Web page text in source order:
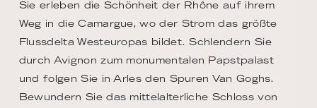
Sie erleben die Schönheit der Rhône auf ihrem
Weg in die Camargue, wo der Strom das größte
Flussdelta Westeuropas bildet. Schlendern Sie
durch Avignon zum monumentalen Papstpalast
und folgen Sie in Arles den Spuren Van Goghs.
Bewundern Sie das mittelalterliche Schloss von